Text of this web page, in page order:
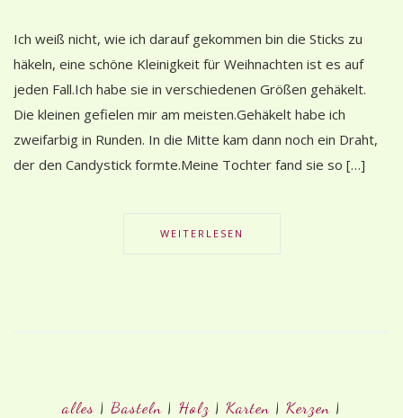
Ich weiß nicht, wie ich darauf gekommen bin die Sticks zu
häkeln, eine schöne Kleinigkeit für Weihnachten ist es auf
jeden Fall.Ich habe sie in verschiedenen Größen gehäkelt.
Die kleinen gefielen mir am meisten.Gehäkelt habe ich
zweifarbig in Runden. In die Mitte kam dann noch ein Draht,
der den Candystick formte.Meine Tochter fand sie so […]
WEITERLESEN
alles | Basteln | Holz | Karten | Kerzen |